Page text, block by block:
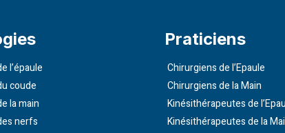
l’épaule
coude
la main
nerfs
Praticiens
Chirurgiens de l’Epaule
Chirurgiens de la Main
Kinésithérapeutes de
Kinésithérapeutes de la